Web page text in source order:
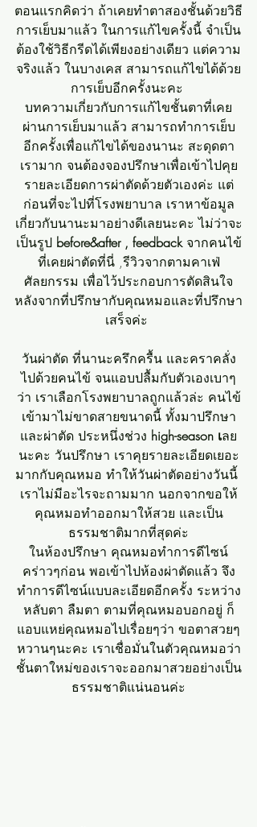
ตอนแรกคิดว่า ถ้าเคยทำตาสองชั้นด้วยวิธี
การเย็บมาแล้ว ในการแก้ไขครั้งนี้ จำเป็น
ต้องใช้วิธีกรีดได้เพียงอย่างเดียว แต่ความ
จริงแล้ว ในบางเคส สามารถแก้ไขได้ด้วย
การเย็บอีกครั้งนะคะ
บทความเกี่ยวกับการแก้ไขชั้นตาที่เคย
ผ่านการเย็บมาแล้ว สามารถทำการเย็บ
อีกครั้งเพื่อแก้ไขได้ของนานะ สะดุดตา
เรามาก จนต้องจองปรึกษาเพื่อเข้าไปคุย
รายละเอียดการผ่าตัดด้วยตัวเองค่ะ แต่
ก่อนที่จะไปที่โรงพยาบาล เราหาข้อมูล
เกี่ยวกับนานะมาอย่างดีเลยนะคะ ไม่ว่าจะ
เป็นรูป before&after , feedback จากคนไข้
ที่เคยผ่าตัดที่นี่ ,รีวิวจากตามคาเฟ่
ศัลยกรรม เพื่อไว้ประกอบการตัดสินใจ
หลังจากที่ปรึกษากับคุณหมอและที่ปรึกษา
เสร็จค่ะ
วันผ่าตัด ที่นานะครึกครื้น และคราคลั่ง
ไปด้วยคนไข้ จนแอบปลื้มกับตัวเองเบาๆ
ว่า เราเลือกโรงพยาบาลถูกแล้วล่ะ คนไข้
เข้ามาไม่ขาดสายขนาดนี้ ทั้งมาปรึกษา
และผ่าตัด ประหนึ่งช่วง high-season เลย
นะคะ วันปรึกษา เราคุยรายละเอียดเยอะ
มากกับคุณหมอ ทำให้วันผ่าตัดอย่างวันนี้
เราไม่มีอะไรจะถามมาก นอกจากขอให้
คุณหมอทำออกมาให้สวย และเป็น
ธรรมชาติมากที่สุดค่ะ
ในห้องปรึกษา คุณหมอทำการดีไซน์
คร่าวๆก่อน พอเข้าไปห้องผ่าตัดแล้ว จึง
ทำการดีไซน์แบบละเอียดอีกครั้ง ระหว่าง
หลับตา ลืมตา ตามที่คุณหมอบอกอยู่ ก็
แอบแหย่คุณหมอไปเรื่อยๆว่า ขอตาสวยๆ
หวานๆนะคะ เราเชื่อมั่นในตัวคุณหมอว่า
ชั้นตาใหม่ของเราจะออกมาสวยอย่างเป็น
ธรรมชาติแน่นอนค่ะ